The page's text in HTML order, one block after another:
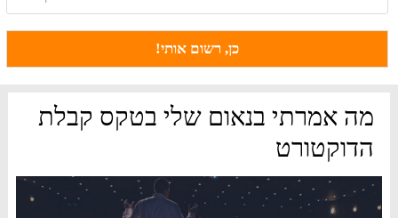
מה אמרתי בנאום שלי בטקס קבלת
הדוקטורט